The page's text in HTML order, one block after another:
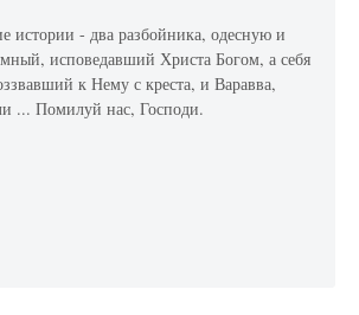
истории - два разбойника, одесную и
исповедавший Христа Богом, а себя
к Нему с креста, и Варавва,
... Помилуй нас, Господи.